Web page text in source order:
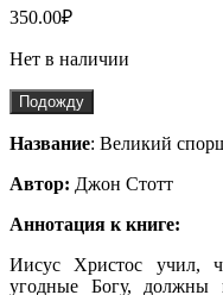
350.00₽
Нет в наличии
Подожду
Название: Великий
Автор: Джон Стотт
Аннотация к книге:
Иисус Христос учил,
угодные Богу, должны